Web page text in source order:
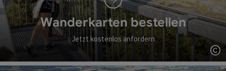
Wanderkarten bestellen
Jetzt kostenlos anfordern